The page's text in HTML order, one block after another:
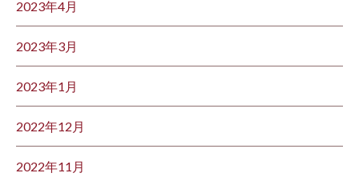
2023年4月
2023年3月
2023年1月
2022年12月
2022年11月